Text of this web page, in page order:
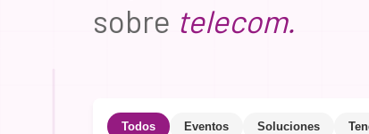
sobre telecom.
Todos Eventos Soluciones